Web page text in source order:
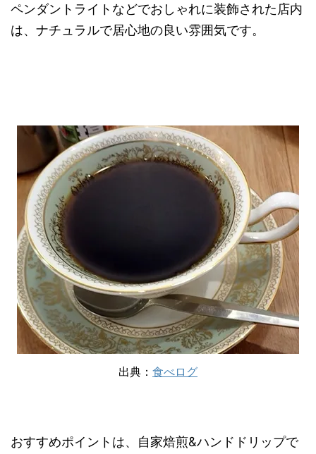
ペンダントライトなどでおしゃれに装飾された店内
は、ナチュラルで居心地の良い雰囲気です。
出典： 食べログ
おすすめポイントは、自家焙煎&ハンドドリップで